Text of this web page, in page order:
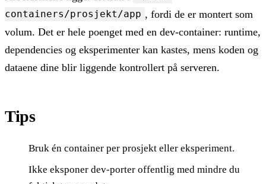
containers/prosjekt/app , fordi de er montert som
volum. Det er hele poenget med en dev-container: runtime,
dependencies og eksperimenter kan kastes, mens koden og
dataene dine blir liggende kontrollert på serveren.
Tips
Bruk én container per prosjekt eller eksperiment.
Ikke eksponer dev-porter offentlig med mindre du